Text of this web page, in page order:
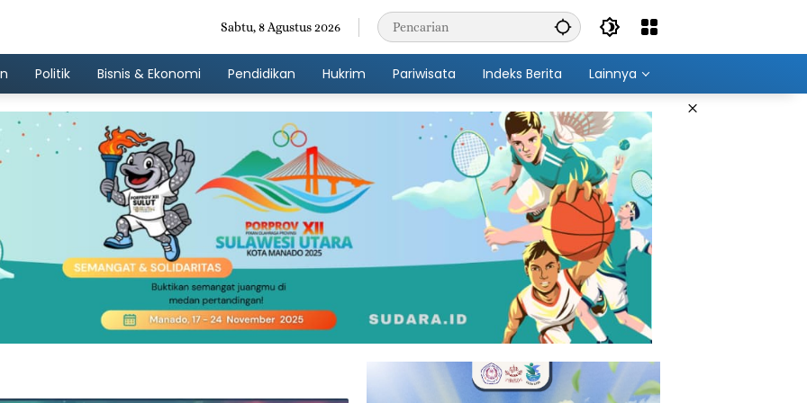
Sabtu, 8 Agustus 2026
Politik Bisnis & Ekonomi Pendidikan Hukrim Pariwisata Indeks Berita Lainnya
×